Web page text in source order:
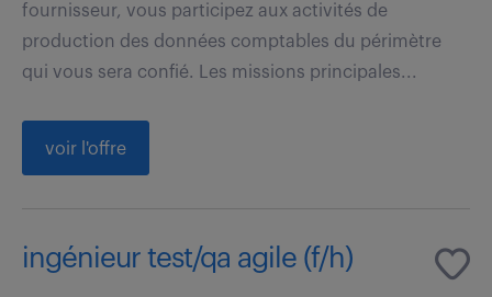
fournisseur, vous participez aux activités de
production des données comptables du périmètre
qui vous sera confié. Les missions principales...
voir l'offre
ingénieur test/qa agile (f/h)